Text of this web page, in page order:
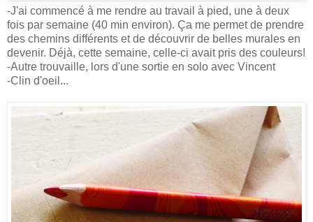
-J'ai commencé à me rendre au travail à pied, une à deux
fois par semaine (40 min environ). Ça me permet de prendre
des chemins différents et de découvrir de belles murales en
devenir. Déjà, cette semaine, celle-ci avait pris des couleurs!
-Autre trouvaille, lors d'une sortie en solo avec Vincent
-Clin d'oeil...